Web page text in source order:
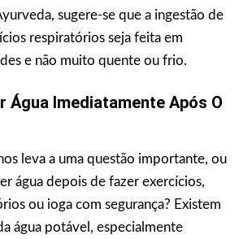
sugere-se que a ingestão de
respiratórios seja feita em
e não muito quente ou frio.
Água Imediatamente Após O
leva a uma questão importante, ou
água depois de fazer exercícios,
ou ioga com segurança? Existem
água potável, especialmente